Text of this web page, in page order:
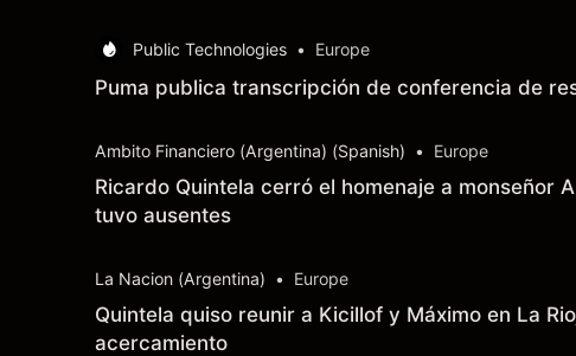
Public Technologies • Europe
Puma publica transcripción de conferencia de
Ambito Financiero (Argentina) (Spanish) • Europe
Ricardo Quintela cerró el homenaje a monseñor
tuvo ausentes
La Nacion (Argentina) • Europe
Quintela quiso reunir a Kicillof y Máximo en La
acercamiento